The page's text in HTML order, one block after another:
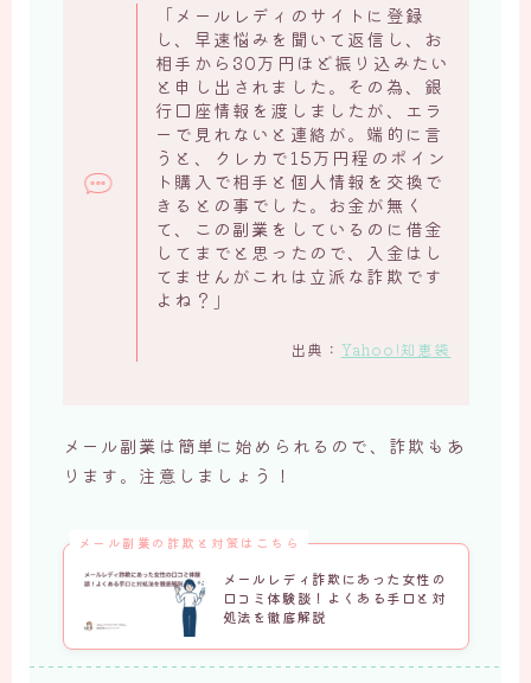
「メールレディのサイトに登録
し、早速悩みを聞いて返信し、お
相手から30万円ほど振り込みたい
と申し出されました。その為、銀
行口座情報を渡しましたが、エラ
ーで見れないと連絡が。端的に言
うと、クレカで15万円程のポイン
ト購入で相手と個人情報を交換で
きるとの事でした。お金が無く
て、この副業をしているのに借金
してまでと思ったので、入金はし
てませんがこれは立派な詐欺です
よね？」
出典： Yahoo!知恵袋
メール副業は簡単に始められるので、詐欺もあ
ります。注意しましょう！
メール副業の詐欺と対策はこちら
メールレディ詐欺にあった女性の
口コミ体験談！よくある手口と対
処法を徹底解説